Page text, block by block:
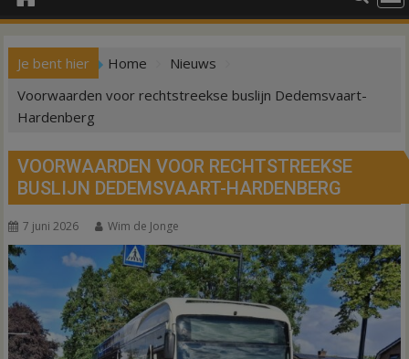
Je bent hier Home
Nieuws
Voorwaarden voor rechtstreekse buslijn Dedemsvaart-
Hardenberg
VOORWAARDEN VOOR RECHTSTREEKSE
BUSLIJN DEDEMSVAART-HARDENBERG
7 juni 2026 Wim de Jonge